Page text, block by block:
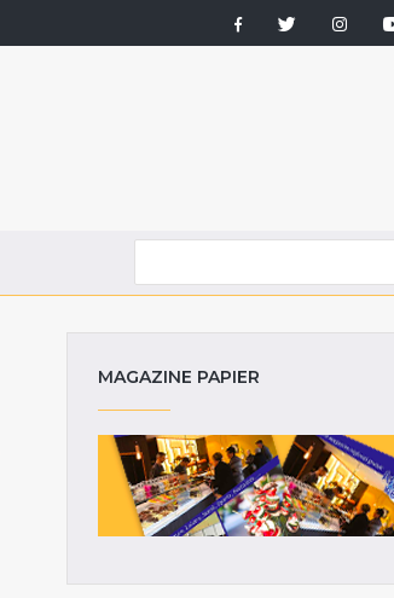
MAGAZINE PAPIER